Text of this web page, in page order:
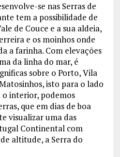
se nas Serras de
tem a possibilidade de
de Couce e a sua aldeia,
e os moinhos onde
a farinha. Com elevações
da linha do mar, é
sobre o Porto, Vila
isto para o lado
o interior, podemos
que em dias de boa
visualizar uma das
Continental com
altitude, a Serra do